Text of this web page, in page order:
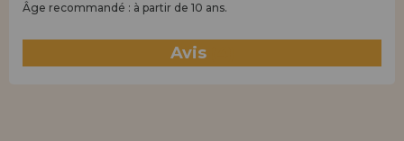
Âge recommandé : à partir de 10 ans.
Avis